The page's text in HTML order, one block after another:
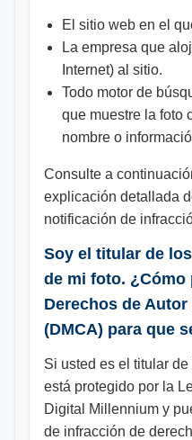
El sitio web en el
La empresa que
Internet) al sitio.
Todo motor de
que muestre la foto
nombre o
Consulte a
explicación detallada
notificación de
Soy el titular de
de mi foto. ¿Cómo
Derechos de
(DMCA) para que
Si usted es el titular
está protegido por la
Digital Millennium y
de infracción de